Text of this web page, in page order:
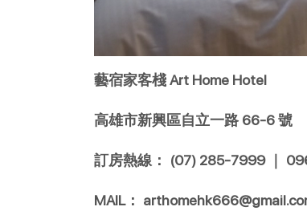
藝宿家客棧 Art Home Hotel
高雄市新興區自立一路 66-6 號
訂房熱線： (07) 285-7999 ｜
MAIL：